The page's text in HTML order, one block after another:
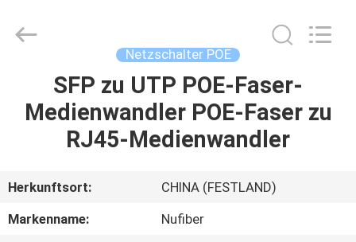
HAUS
PRODUKTE
ÜBER
UNS
Rights
Netzschalter POE
SFP zu UTP POE-Faser-
Medienwandler POE-Faser zu
RJ45-Medienwandler
Herkunftsort:
CHINA (FESTLAND)
Markenname:
Nufiber